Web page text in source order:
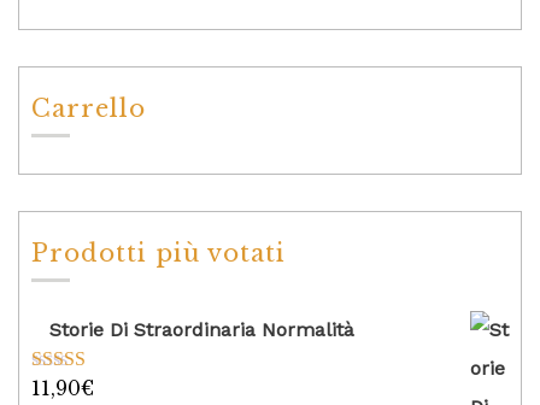
Carrello
Prodotti più votati
Storie Di Straordinaria Normalità
Valutato
11,90€